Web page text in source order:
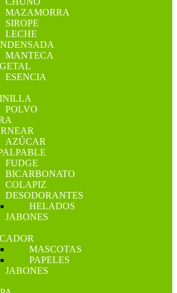
MAZAMORRA
SIROPE
LECHE
MANTECA
ESENCIA
POLVO
AZÚCAR
FUDGE
BICARBONATO
COLAPIZ
DESODORANTES
HELADOS
JABONES
MASCOTAS
PAPELES
JABONES